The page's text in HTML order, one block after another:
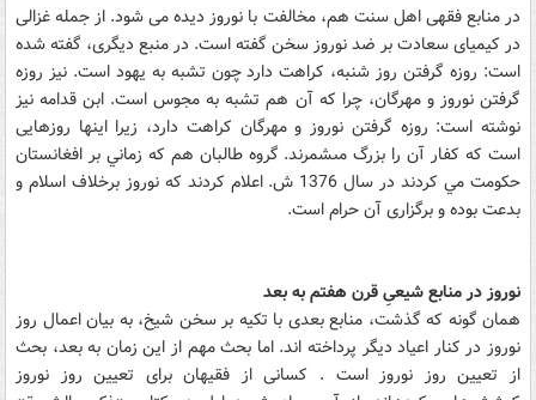
در منابع فقهى اهل سنت هم، مخالفت با نوروز ديده مى ‏شود. از جمله غزالى
در کيمياى سعادت بر ضد نوروز سخن گفته است. در منبع ديگرى، گفته شده
است: روزه گرفتن روز شنبه، کراهت دارد چون تشبه به يهود است. نيز روزه
گرفتن نوروز و مهرگان، چرا که آن هم تشبه به مجوس است. ابن قدامه نيز
نوشته است: روزه‏ گرفتن‏ نوروز و مهرگان کراهت دارد، زيرا اينها روزهايى
است که کفار آن را بزرگ مى‏شمرند. گروه طالبان هم که زماني بر افغانستان
حکومت مي کردند در سال 1376 ش. اعلام کردند که نوروز برخلاف اسلام و
بدعت بوده و برگزارى آن حرام است.
نوروز در منابع شيعىِ قرن هفتم به بعد
همان گونه که گذشت، منابع بعدى با تکيه بر سخن شيخ، به بيان اعمال روز
نوروز در کنار اعياد ديگر پرداخته ‏اند. اما بحث مهم از اين زمان به بعد، بحث
از تعيين روز نوروز است . کسانى از فقيهان براى تعيين روز نوروز